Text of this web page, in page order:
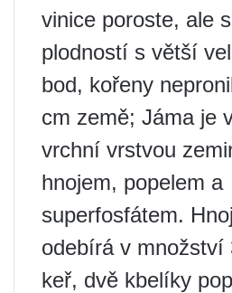
vinice poroste, ale
plodností s větší
bod, kořeny
cm země; Jáma je
vrchní vrstvou
hnojem, popelem a
superfosfátem.
odebírá v množství
keř, dvě kbelíky